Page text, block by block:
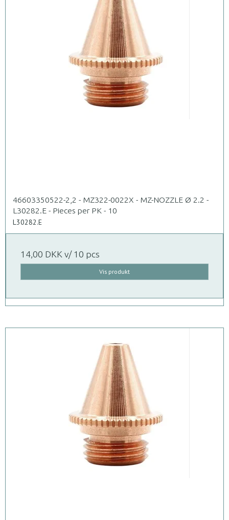
46603350522-2,2 - MZ322-0022X - MZ-NOZZLE Ø 2.2 -
L30282.E - Pieces per PK - 10
L30282.E
14,00 DKK v/ 10 pcs
Vis produkt